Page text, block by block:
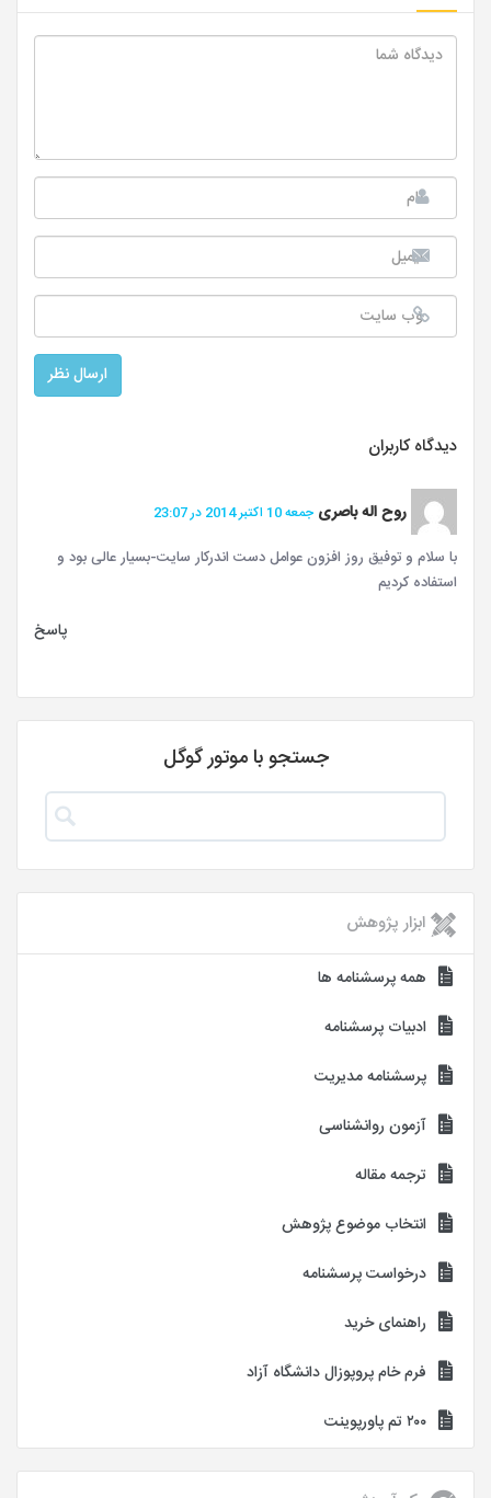
دیدگاه کاربران
روح اله باصری جمعه 10 اکتبر 2014 در 23:07
با سلام و توفیق روز افزون عوامل دست اندرکار سایت-بسیار عالی بود و
استفاده کردیم
پاسخ
جستجو با موتور گوگل
ابزار پژوهش
همه پرسشنامه ها
ادبیات پرسشنامه
پرسشنامه مدیریت
آزمون روانشناسی
ترجمه مقاله
انتخاب موضوع پژوهش
درخواست پرسشنامه
راهنمای خرید
فرم خام پروپوزال دانشگاه آزاد
۲۰۰ تم پاورپوینت